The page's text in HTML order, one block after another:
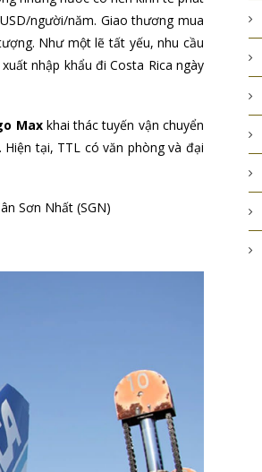
người/năm. Giao thương mua
Như một lẽ tất yếu, nhu cầu
nhập khẩu đi Costa Rica ngày
Max khai thác tuyến vận chuyển
Hiện tại, TTL có văn phòng và đại
Sơn Nhất (SGN)